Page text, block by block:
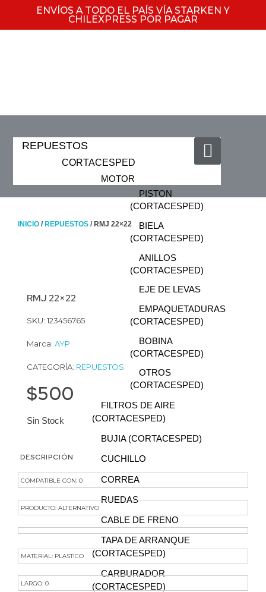
ENVÍOS A TODO EL PAÍS VÍA STARKEN Y
CHILEXPRESS POR PAGAR
REPUESTOS
CORTACESPED
MOTOR
PISTON
(CORTACESPED)
BIELA
(CORTACESPED)
ANILLOS
(CORTACESPED)
EJE DE LEVAS
EMPAQUETADURAS
(CORTACESPED)
BOBINA
(CORTACESPED)
OTROS
(CORTACESPED)
FILTROS DE AIRE
(CORTACESPED)
BUJIA (CORTACESPED)
CUCHILLO
CORREA
RUEDAS
CABLE DE FRENO
TAPA DE ARRANQUE
(CORTACESPED)
CARBURADOR
(CORTACESPED)
INICIO / REPUESTOS / RMJ 22×22
RMJ 22×22
SKU: 123456765
Marca: AYP
CATEGORÍA: REPUESTOS
$500
Sin Stock
DESCRIPCIÓN
COMPATIBLE CON: 0
PRODUCTO: ALTERNATIVO
MATERIAL: PLASTICO
LARGO: 0